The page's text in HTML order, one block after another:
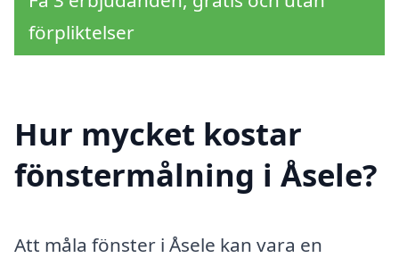
förpliktelser
Hur mycket kostar
fönstermålning i Åsele?
Att måla fönster i Åsele kan vara en